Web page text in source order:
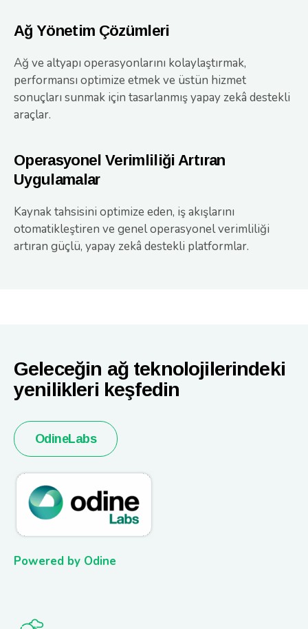
Ağ Yönetim Çözümleri
Ağ ve altyapı operasyonlarını kolaylaştırmak,
performansı optimize etmek ve üstün hizmet
sonuçları sunmak için tasarlanmış yapay zekâ destekli
araçlar.
Operasyonel Verimliliği Artıran
Uygulamalar
Kaynak tahsisini optimize eden, iş akışlarını
otomatikleştiren ve genel operasyonel verimliliği
artıran güçlü, yapay zekâ destekli platformlar.
Geleceğin ağ teknolojilerindeki
yenilikleri keşfedin
OdineLabs
Powered by Odine